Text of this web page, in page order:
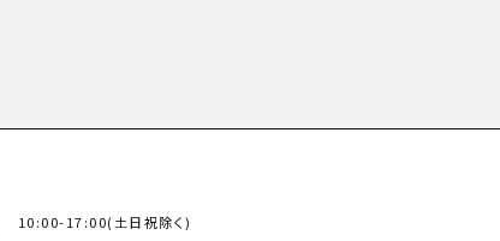
10:00-17:00(土日祝除く)